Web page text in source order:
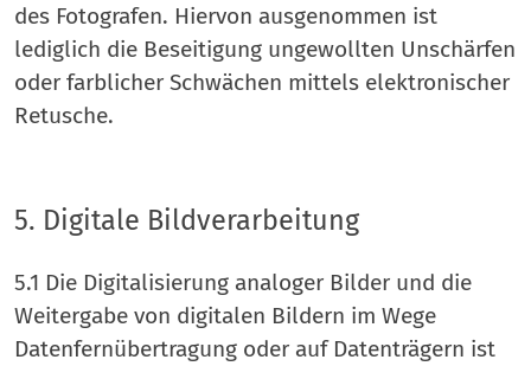
des Fotografen. Hiervon ausgenommen ist
lediglich die Beseitigung ungewollten Unschärfen
oder farblicher Schwächen mittels elektronischer
Retusche.
5. Digitale Bildverarbeitung
5.1 Die Digitalisierung analoger Bilder und die
Weitergabe von digitalen Bildern im Wege
Datenfernübertragung oder auf Datenträgern ist